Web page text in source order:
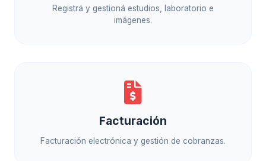
Registrá y gestioná estudios, laboratorio e
imágenes.
Facturación
Facturación electrónica y gestión de cobranzas.